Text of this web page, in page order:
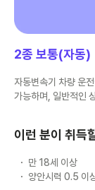
2종 보통(자동)
자동변속기 차량 운
가능하며, 일반적인
이런 분이 취득
만 18세 이상
양안시력 0.5 이